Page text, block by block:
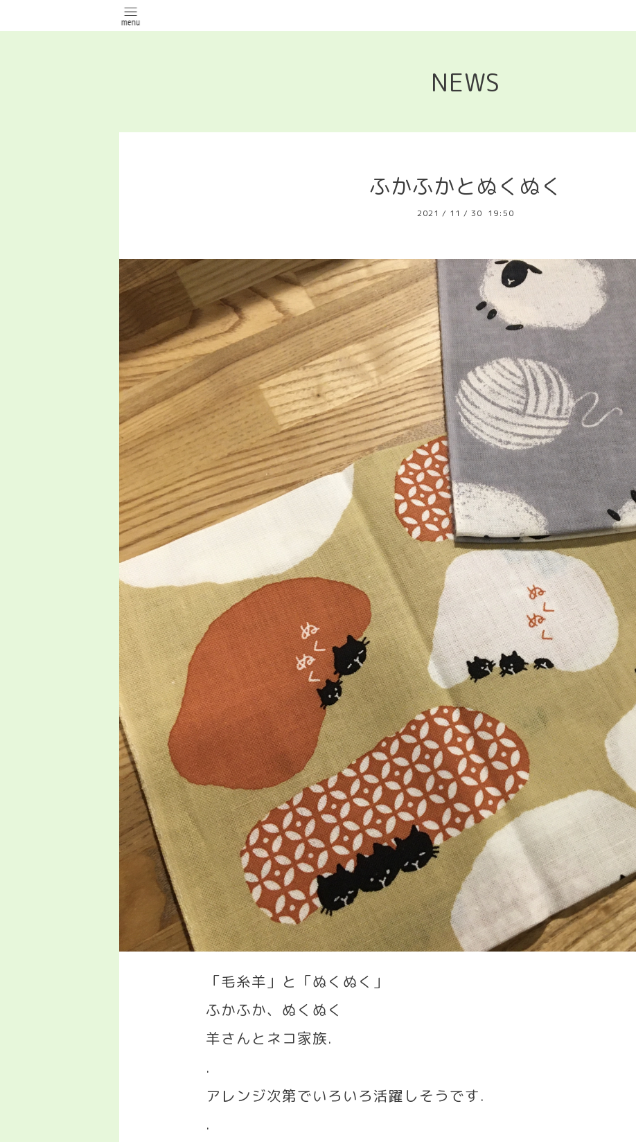
NEWS
ふかふかとぬくぬく
2021 / 11 / 30 19:50
「毛糸羊」と「ぬくぬく」
ふかふか、ぬくぬく
羊さんとネコ家族.
.
アレンジ次第でいろいろ活躍しそうです.
.